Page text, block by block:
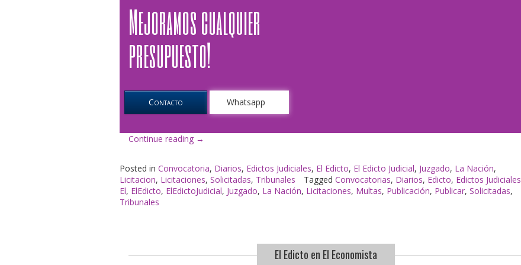
Mejoramos cualquier
presupuesto!
Contacto Whatsapp
Continue reading «El
La
Nación»
→
Posted in Convocatoria, Diarios, Edictos Judiciales, El Edicto, El Edicto Judicial, Juzgado, La Nación,
Licitacion, Licitaciones, Solicitadas, Tribunales Tagged Convocatorias, Diarios, Edicto, Edictos Judiciales
El, ElEdicto, ElEdictoJudicial, Juzgado, La Nación, Licitaciones, Multas, Publicación, Publicar, Solicitadas,
Tribunales
El Edicto en El Economista